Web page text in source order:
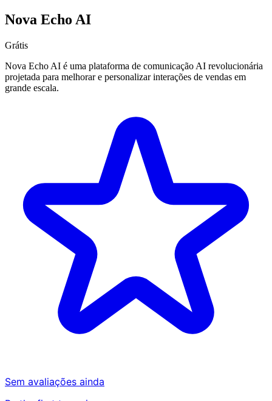
Nova Echo AI
Grátis
Nova Echo AI é uma plataforma de comunicação AI revolucionária
projetada para melhorar e personalizar interações de vendas em
grande escala.
Sem avaliações ainda